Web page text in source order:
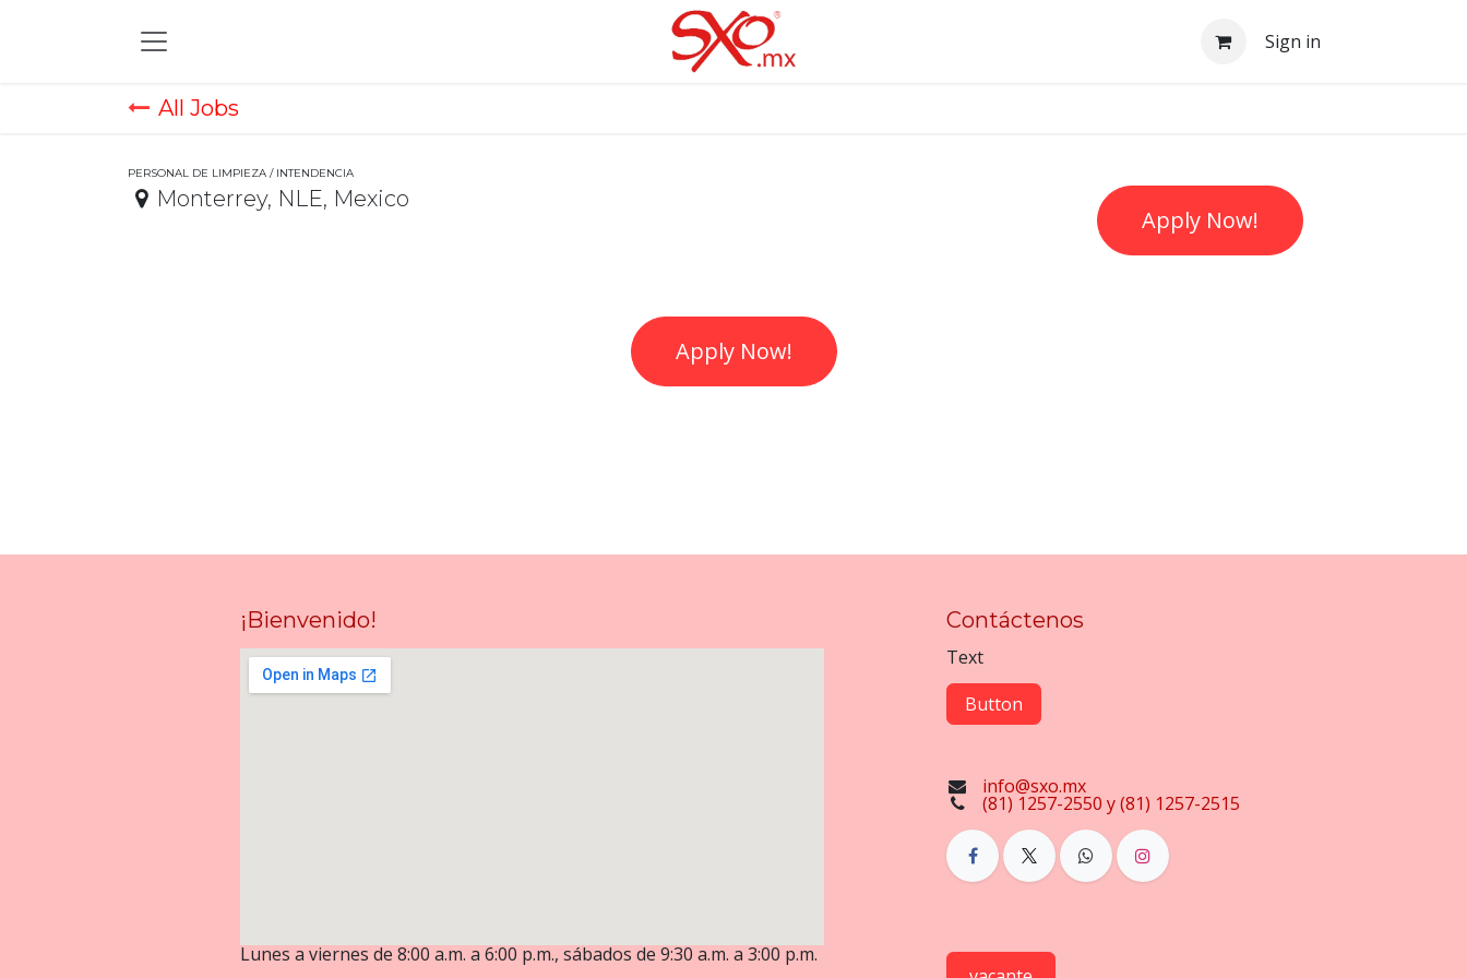
Sign in
All Jobs
PERSONAL DE LIMPIEZA / INTENDENCIA
Monterrey, NLE, Mexico
Apply Now!
Apply Now!
Contáctenos
Text
Button
info@sxo.mx
(81) 1257-2550 y (81) 1257-2515
¡Bienvenido!
Lunes a viernes de 8:00 a.m. a 6:00 p.m., sábados de 9:30 a.m. a 3:00 p.m.